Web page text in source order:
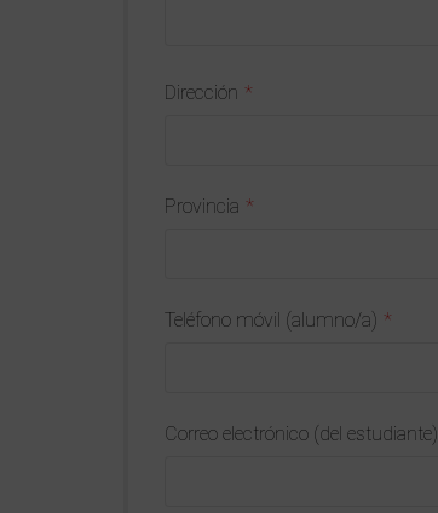
Dirección
Provincia
Teléfono móvil (alumno/a)
Correo electrónico (del estudiante)